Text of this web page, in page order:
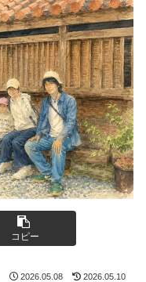
コピー
2026.05.08 2026.05.10